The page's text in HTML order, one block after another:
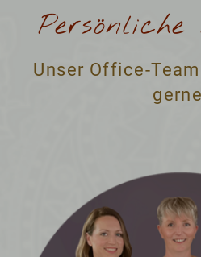
Unser Office-